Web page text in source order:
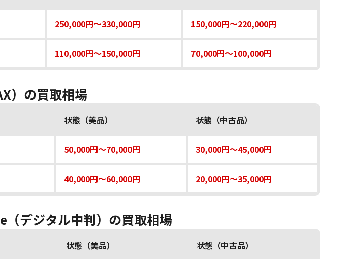
250,000円～330,000円 150,000円～220,000円
110,000円～150,000円 70,000円～100,000円
）の買取相場
状態（美品） 状態（中古品）
50,000円～70,000円 30,000円～45,000円
40,000円～60,000円 20,000円～35,000円
（デジタル中判）の買取相場
状態（美品） 状態（中古品）